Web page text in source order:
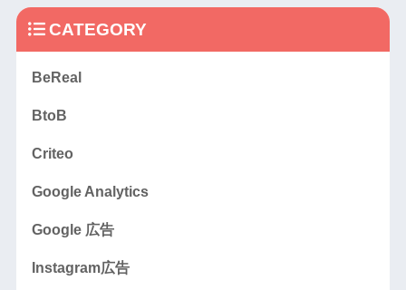
CATEGORY
BeReal
BtoB
Criteo
Google Analytics
Google 広告
Instagram広告